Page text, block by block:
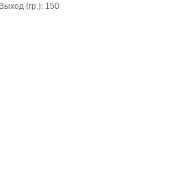
Выход (гр.): 150